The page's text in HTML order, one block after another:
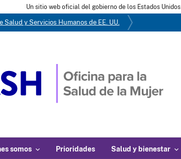
Un sitio web oficial del gobierno de los Estados Unidos
Salud y Servicios Humanos de EE. UU.
somos Prioridades Salud y bienestar